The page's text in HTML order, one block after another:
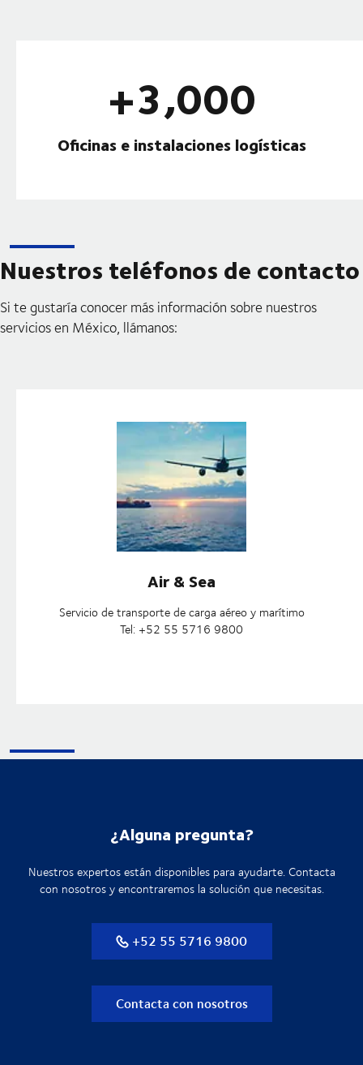
+3,000
Oficinas e instalaciones logísticas
Nuestros teléfonos de contacto
Si te gustaría conocer más información sobre nuestros
servicios en México, llámanos:
Air & Sea
Servicio de transporte de carga aéreo y marítimo
Tel: +52 55 5716 9800
¿Alguna pregunta?
Nuestros expertos están disponibles para ayudarte. Contacta
con nosotros y encontraremos la solución que necesitas.
+52 55 5716 9800
Contacta con nosotros